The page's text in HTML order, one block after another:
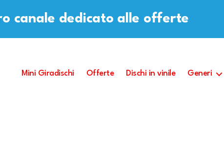
canale dedicato alle offerte
Mini Giradischi Offerte Dischi in vinile Generi